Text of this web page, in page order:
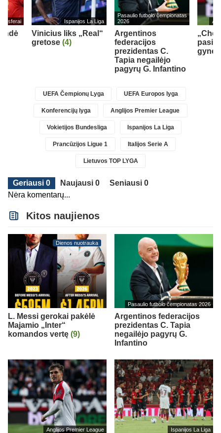
Ispanijos La Liga
Vinicius liks „Real“
gretose (4)
Pasaulio futbolo čempionatas
2026
Argentinos
federacijos
prezidentas C.
Tapia negailėjo
pagyrų G. Infantino
UEFA Čempionų Lyga UEFA Europos lyga
Konferencijų lyga Anglijos Premier League
Vokietijos Bundesliga Ispanijos La Liga
Prancūzijos Ligue 1 Italijos Serie A
Lietuvos TOP LYGA
Geriausi 0 Naujausi 0
Seniausi 0
Nėra komentarų...
Kitos naujienos
Dienos nuotrauka
L. Messi gerokai pakėlė
Majamio „Inter“
komandos vertę (9)
Pasaulio futbolo čempionatas 2026
Argentinos federacijos
prezidentas C. Tapia
negailėjo pagyrų G.
Infantino
Anglijos Premier League Ispanijos La Liga